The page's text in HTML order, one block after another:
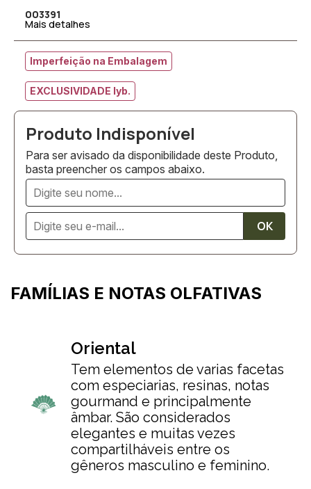
003391
Mais detalhes
Imperfeição na Embalagem
EXCLUSIVIDADE lyb.
Para ser avisado da disponibilidade deste Produto,
basta preencher os campos abaixo.
FAMÍLIAS E NOTAS OLFATIVAS
Oriental
Tem elementos de varias facetas
com especiarias, resinas, notas
gourmand e principalmente
âmbar. São considerados
elegantes e muitas vezes
compartilháveis entre os
gêneros masculino e feminino.